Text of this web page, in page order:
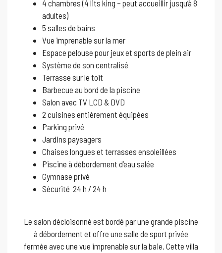
4 chambres (4 lits king – peut accueillir jusqu’à 8
adultes)
5 salles de bains
Vue imprenable sur la mer
Espace pelouse pour jeux et sports de plein air
Système de son centralisé
Terrasse sur le toit
Barbecue au bord de la piscine
Salon avec TV LCD & DVD
2 cuisines entièrement équipées
Parking privé
Jardins paysagers
Chaises longues et terrasses ensoleillées
Piscine à débordement d’eau salée
Gymnase privé
Sécurité 24 h / 24 h
Le salon décloisonné est bordé par une grande piscine
à débordement et offre une salle de sport privée
fermée avec une vue imprenable sur la baie. Cette villa